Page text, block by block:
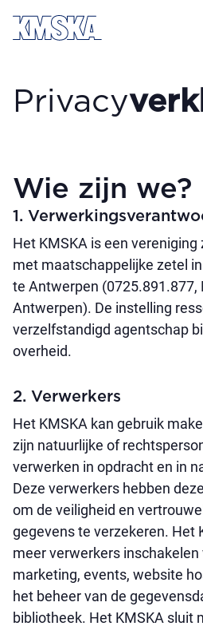
Ga naar hoofdinhoud
Privacy­
Wie zijn we?
1.
Het KMSKA is een
met maatschappelijke zetel
te Antwerpen (0725.891.877,
Antwerpen). De instelling
verzelfstandigd agentschap
overheid.
2. Verwerkers
Het KMSKA kan gebruik
zijn natuurlijke of
verwerken in opdracht en in
Deze verwerkers hebben
om de veiligheid en
gegevens te verzekeren. Het
meer verwerkers inschakelen
marketing, events, website
het beheer van de
bibliotheek. Het KMSKA sluit